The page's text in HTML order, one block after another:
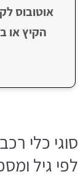
אוטובוס
הקיץ או
סוגי כלי
לפי גיל